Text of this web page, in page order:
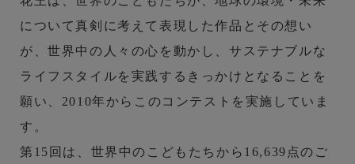
について真剣に考えて表現した作品とその想い
が、世界中の人々の心を動かし、サステナブルな
ライフスタイルを実践するきっかけとなることを
願い、2010年からこのコンテストを実施していま
す。
第15回は、世界中のこどもたちから16,639点のご